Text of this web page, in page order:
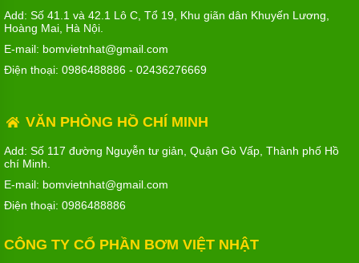
Add: Số 41.1 và 42.1 Lô C, Tổ 19, Khu giãn dân Khuyến Lương,
Hoàng Mai, Hà Nội.
E-mail: bomvietnhat@gmail.com
Điện thoại: 0986488886 - 02436276669
VĂN PHÒNG HỒ CHÍ MINH
Add: Số 117 đường Nguyễn tư giản, Quận Gò Vấp, Thành phố Hồ
chí Minh.
E-mail: bomvietnhat@gmail.com
Điện thoại: 0986488886
CÔNG TY CỔ PHẦN BƠM VIỆT NHẬT